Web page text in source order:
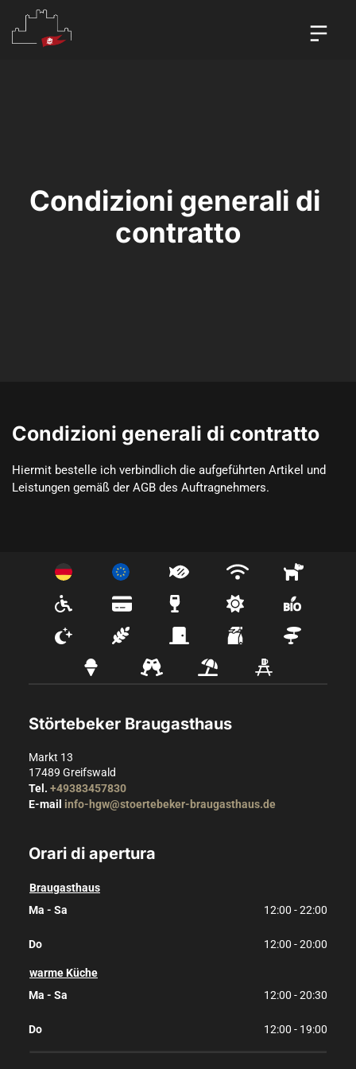
Condizioni generali di
contratto
Condizioni generali di contratto
Hiermit bestelle ich verbindlich die aufgeführten Artikel und
Leistungen gemäß der AGB des Auftragnehmers.
Störtebeker Braugasthaus
Markt 13
17489 Greifswald
Tel. +49383457830
E-mail info-hgw@stoertebeker-braugasthaus.de
Orari di apertura
Braugasthaus
Ma - Sa
12:00 - 22:00
Do 12:00 - 20:00
warme Küche
Ma - Sa
12:00 - 20:30
Do 12:00 - 19:00